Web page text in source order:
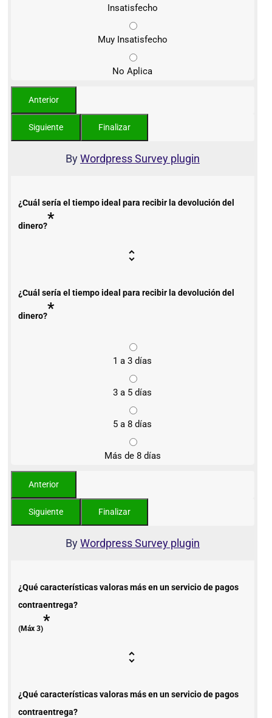
Insatisfecho
Muy Insatisfecho
No Aplica
ByWordpress Survey plugin
¿Cuál sería el tiempo ideal para recibir la devolución del
dinero?*
¿Cuál sería el tiempo ideal para recibir la devolución del
dinero?*
1 a 3 días
3 a 5 días
5 a 8 días
Más de 8 días
ByWordpress Survey plugin
¿Qué características valoras más en un servicio de pagos
contraentrega?
(Máx 3)*
¿Qué características valoras más en un servicio de pagos
contraentrega?